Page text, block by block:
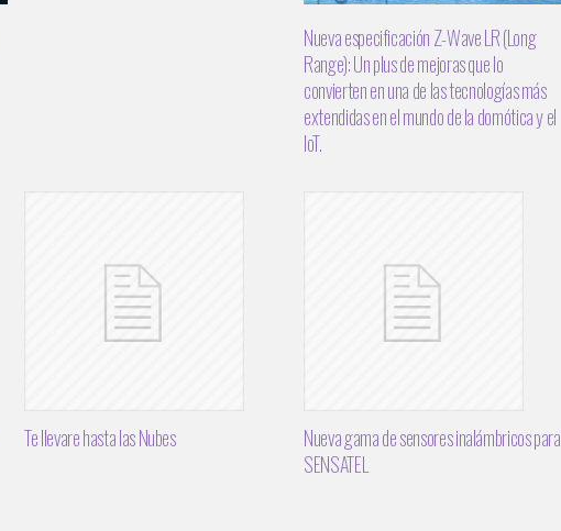
Nueva especificación Z-Wave LR (Long
Range): Un plus de mejoras que lo
convierten en una de las tecnologías más
extendidas en el mundo de la domótica y el
IoT.
Te llevare hasta las Nubes
Nueva gama de sensores inalámbricos para
SENSATEL